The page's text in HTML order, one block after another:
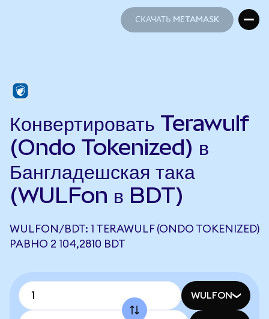
СКАЧАТЬ METAMASK
Конвертировать Terawulf
(Ondo Tokenized) в
Бангладешская така
(WULFon в BDT)
WULFON/BDT: 1 TERAWULF (ONDO TOKENIZED)
РАВНО 2 104,2810 BDT
WULFON